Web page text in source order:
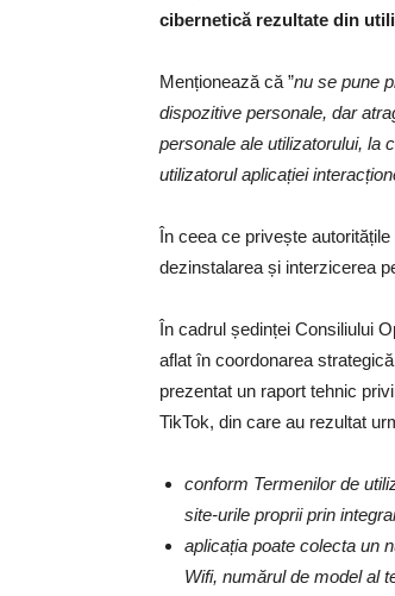
cibernetică rezultate din
Menționează că ”nu se pune
dispozitive personale, dar
personale ale utilizatorului, la
utilizatorul aplicației
În ceea ce privește
dezinstalarea și interzicerea
În cadrul ședinței Consiliului
aflat în coordonarea
prezentat un raport tehnic
TikTok, din care au rezultat
conform Termenilor de
site-urile proprii prin
aplicația poate colecta un
Wifi, numărul de model al